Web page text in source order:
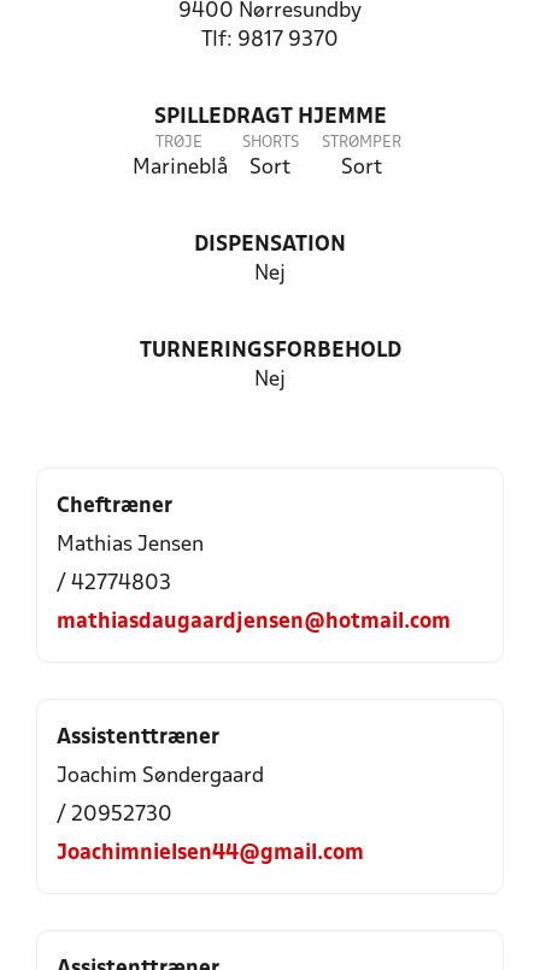
9400 Nørresundby
Tlf: 9817 9370
SPILLEDRAGT HJEMME
TRØJE
Marineblå
SHORTS
Sort
STRØMPER
Sort
DISPENSATION
Nej
TURNERINGSFORBEHOLD
Nej
Cheftræner
Mathias Jensen
/ 42774803
mathiasdaugaardjensen@hotmail.com
Assistenttræner
Joachim Søndergaard
/ 20952730
Joachimnielsen44@gmail.com